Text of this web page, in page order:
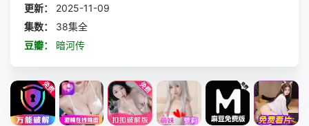
更新：
2025-11-09
集数：
38集全
豆瓣：
暗河传